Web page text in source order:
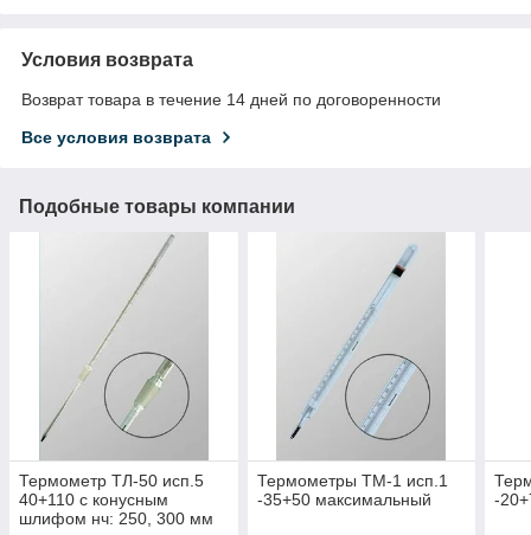
Условия возврата
Возврат товара в течение 14 дней по договоренности
Все условия возврата
Подобные товары компании
Термометр ТЛ-50 исп.5
40+110 с конусным
шлифом нч: 250, 300 мм
Термометры ТМ-1 исп.1
-35+50 максимальный
-